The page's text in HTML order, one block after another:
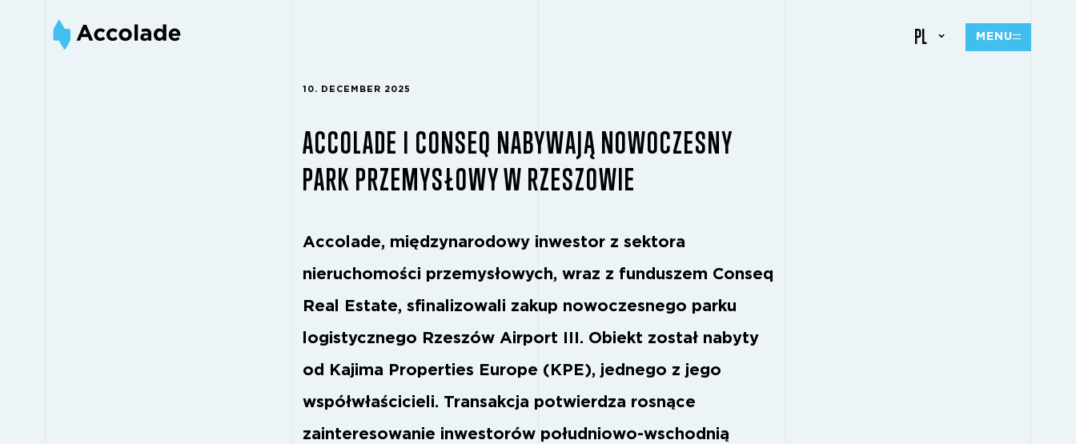
PL MENU
10. DECEMBER 2025
ACCOLADE I CONSEQ NABYWAJĄ NOWOCZESNY
PARK PRZEMYSŁOWY W RZESZOWIE
Accolade, międzynarodowy inwestor z sektora
nieruchomości przemysłowych, wraz z funduszem Conseq
Real Estate, sfinalizowali zakup nowoczesnego parku
logistycznego Rzeszów Airport III. Obiekt został nabyty
od Kajima Properties Europe (KPE), jednego z jego
współwłaścicieli. Transakcja potwierdza rosnące
zainteresowanie inwestorów południowo-wschodnią